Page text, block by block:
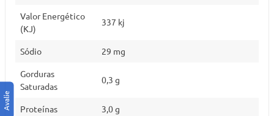
Valor Energético
(KJ)
337 kj
Sódio 29 mg
Gorduras
Saturadas
0,3 g
Proteínas 3,0 g